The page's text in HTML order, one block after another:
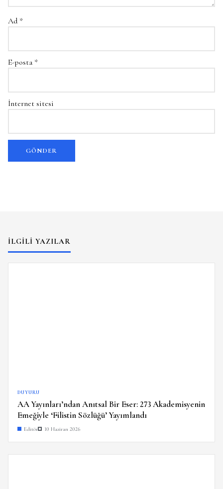
Ad *
E-posta *
İnternet sitesi
İLGILI YAZILAR
DUYURU
AA Yayınları’ndan Anıtsal Bir Eser: 273 Akademisyenin
Emeğiyle ‘Filistin Sözlüğü’ Yayımlandı
Editör 10 Haziran 2026